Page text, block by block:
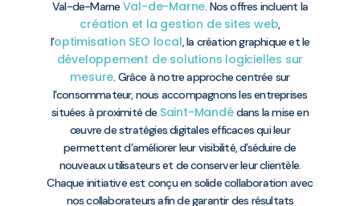
Val-de-Marne Val-de-Marne. Nos offres incluent la
création et la gestion de sites web,
l’optimisation SEO local, la création graphique et le
développement de solutions logicielles sur
mesure. Grâce à notre approche centrée sur
l’consommateur, nous accompagnons les entreprises
situées à proximité de Saint-Mandédans la mise en
œuvre de stratégies digitales efficaces qui leur
permettent d’améliorer leur visibilité, d’séduire de
nouveaux utilisateurs et de conserver leur clientèle.
Chaque initiative est conçu en solide collaboration avec
nos collaborateurs afin de garantir des résultats